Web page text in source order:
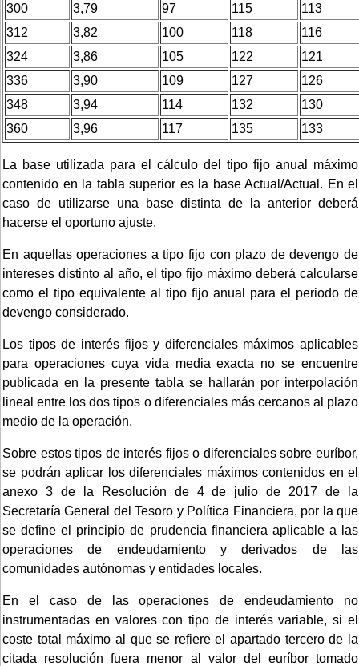
300
3,79 97 115
113
312
3,82 100 118
116
324
3,86 105 122
121
336
3,90 109 127
126
348
3,94 114 132
130
360
3,96 117 135 133
La base utilizada para el cálculo del tipo fijo anual máximo
contenido en la tabla superior es la base Actual/Actual. En el
caso de utilizarse una base distinta de la anterior deberá
hacerse el oportuno ajuste.
En aquellas operaciones a tipo fijo con plazo de devengo de
intereses distinto al año, el tipo fijo máximo deberá calcularse
como el tipo equivalente al tipo fijo anual para el periodo de
devengo considerado.
Los tipos de interés fijos y diferenciales máximos aplicables
para operaciones cuya vida media exacta no se encuentre
publicada en la presente tabla se hallarán por interpolación
lineal entre los dos tipos o diferenciales más cercanos al plazo
medio de la operación.
Sobre estos tipos de interés fijos o diferenciales sobre euríbor,
se podrán aplicar los diferenciales máximos contenidos en el
anexo 3 de la Resolución de 4 de julio de 2017 de la
Secretaría General del Tesoro y Política Financiera, por la que
se define el principio de prudencia financiera aplicable a las
operaciones de endeudamiento y derivados de las
comunidades autónomas y entidades locales.
En el caso de las operaciones de endeudamiento no
instrumentadas en valores con tipo de interés variable, si el
coste total máximo al que se refiere el apartado tercero de la
citada resolución fuera menor al valor del euríbor tomado